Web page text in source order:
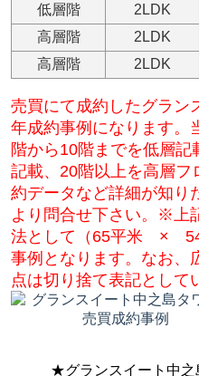
低層階
2LDK
高層階
2LDK
高層階
2LDK
売買にて成約したグラン
年成約事例になります。
階から10階までを低層
記載、20階以上を高層フ
約データなど詳細が知り
より問合せ下さい。※上
法として（65平米 ×
事例となります。なお、
点は切り捨て表記として
★グランスイート中